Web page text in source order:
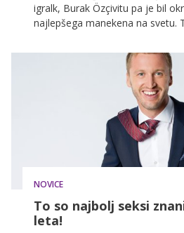
igralk, Burak Özçivitu pa je bil
najlepšega manekena na svetu.
gledalcev po celem svetu in
NOVICE
To so najbolj seksi
leta!